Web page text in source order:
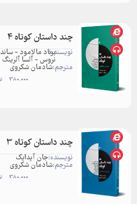
چند داستان کوتاه 4
نویسنده:برناد مالامود -
نروس - آلسا آلرینگ
مترجم:شادمان شکروی
380.000
چند داستان کوتاه 3
نویسنده:جان آپدایک
مترجم:شادمان شکروی
380.000